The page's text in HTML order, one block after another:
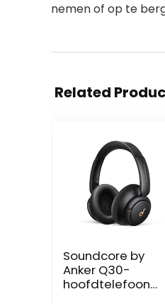
nemen of op te
Related
Soundcore by
Anker Q30-
hoofdtelefoon